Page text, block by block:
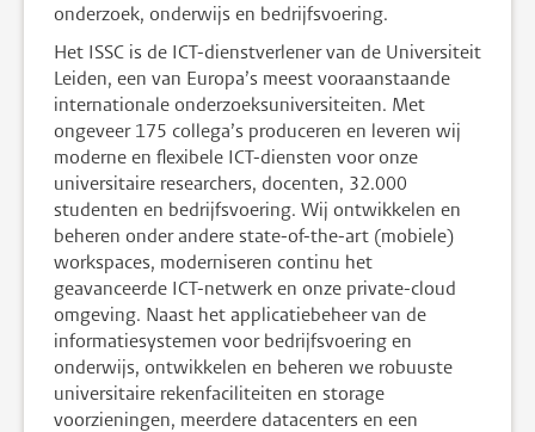
onderzoek, onderwijs en bedrijfsvoering.
Het ISSC is de ICT-dienstverlener van de Universiteit
Leiden, een van Europa’s meest vooraanstaande
internationale onderzoeksuniversiteiten. Met
ongeveer 175 collega’s produceren en leveren wij
moderne en flexibele ICT-diensten voor onze
universitaire researchers, docenten, 32.000
studenten en bedrijfsvoering. Wij ontwikkelen en
beheren onder andere state-of-the-art (mobiele)
workspaces, moderniseren continu het
geavanceerde ICT-netwerk en onze private-cloud
omgeving. Naast het applicatiebeheer van de
informatiesystemen voor bedrijfsvoering en
onderwijs, ontwikkelen en beheren we robuuste
universitaire rekenfaciliteiten en storage
voorzieningen, meerdere datacenters en een